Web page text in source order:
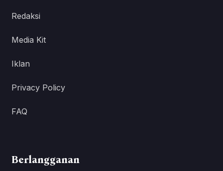
Redaksi
Media Kit
Iklan
Privacy Policy
FAQ
Berlangganan